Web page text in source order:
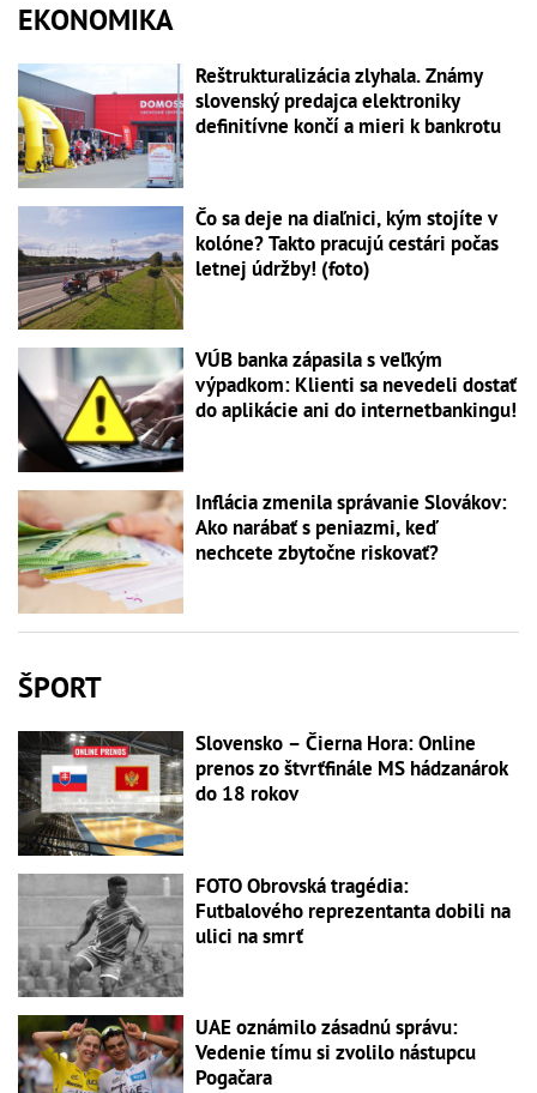
EKONOMIKA
Reštrukturalizácia zlyhala. Známy
slovenský predajca elektroniky
definitívne končí a mieri k bankrotu
Čo sa deje na diaľnici, kým stojíte v
kolóne? Takto pracujú cestári počas
letnej údržby! (foto)
VÚB banka zápasila s veľkým
výpadkom: Klienti sa nevedeli dostať
do aplikácie ani do internetbankingu!
Inflácia zmenila správanie Slovákov:
Ako narábať s peniazmi, keď
nechcete zbytočne riskovať?
ŠPORT
Slovensko – Čierna Hora: Online
prenos zo štvrťfinále MS hádzanárok
do 18 rokov
FOTO Obrovská tragédia:
Futbalového reprezentanta dobili na
ulici na smrť
UAE oznámilo zásadnú správu:
Vedenie tímu si zvolilo nástupcu
Pogačara